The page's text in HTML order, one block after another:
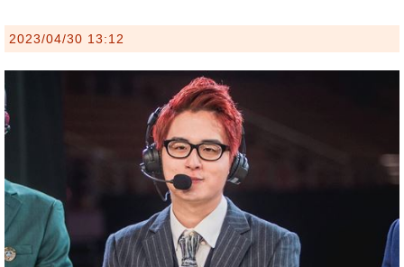
2023/04/30 13:12